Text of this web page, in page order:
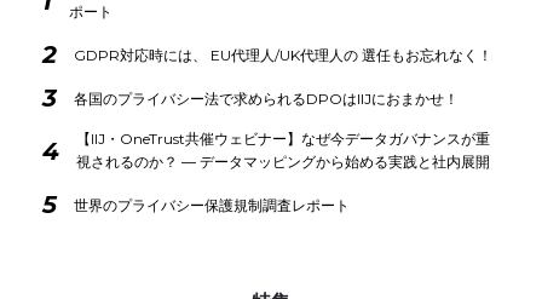
ポート
2 GDPR対応時には、 EU代理人/UK代理人の 選任もお忘れなく！
3 各国のプライバシー法で求められるDPOはIIJにおまかせ！
4
【IIJ・OneTrust共催ウェビナー】なぜ今データガバナンスが重
視されるのか？ ― データマッピングから始める実践と社内展開
5 世界のプライバシー保護規制調査レポート